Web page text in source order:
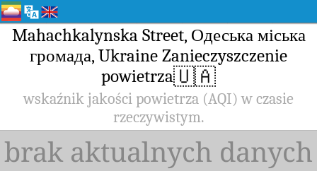
Mahachkalynska Street, Одеська міська
громада, Ukraine Zanieczyszczenie
powietrza🇺🇦
wskaźnik jakości powietrza (AQI) w czasie
rzeczywistym.
brak aktualnych danych